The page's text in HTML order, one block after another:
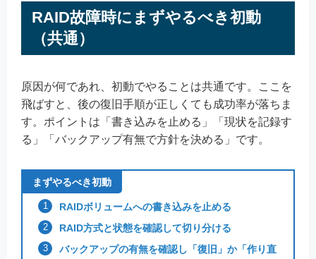
RAID故障時にまずやるべき初動
（共通）
原因が何であれ、初動でやることは共通です。ここを
飛ばすと、後の復旧手順が正しくても成功率が落ちま
す。ポイントは「書き込みを止める」「現状を記録す
る」「バックアップ有無で方針を決める」です。
まずやるべき初動
RAIDボリュームへの書き込みを止める
RAID方式と状態を確認して切り分ける
バックアップの有無を確認し「復旧」か「作り直